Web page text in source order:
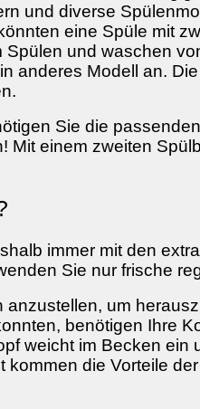
und diverse
eine Spüle mit
und waschen
anderes Modell an.
Sie die
einem zweiten
immer mit den
Sie nur frische
um
benötigen Ihre
weicht im Becken
die Vorteile